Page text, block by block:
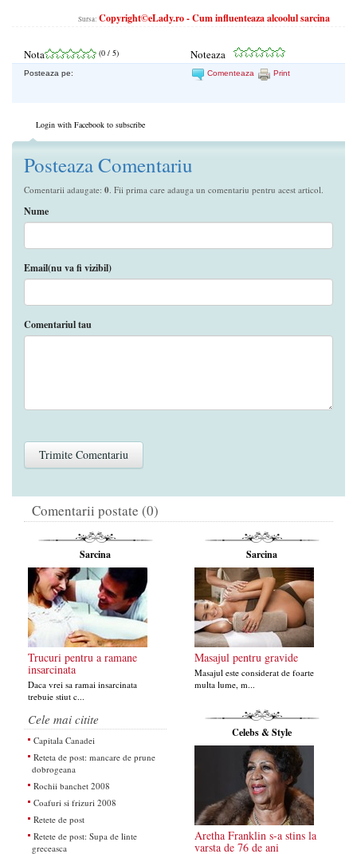
Sursa: Copyright©eLady.ro - Cum influenteaza alcoolul sarcina
Nota (0 / 5) Noteaza
Posteaza pe: Comenteaza Print
Login with Facebook to subscribe
Posteaza Comentariu
Comentarii adaugate: 0 . Fii prima care adauga un comentariu pentru acest articol.
Nume
Email(nu va fi vizibil)
Comentariul tau
Comentarii postate (0)
Sarcina
Trucuri pentru a ramane
insarcinata
Daca vrei sa ramai insarcinata
trebuie stiut c...
Sarcina
Masajul pentru gravide
Masajul este considerat de foarte
multa lume, m...
Cele mai citite
Capitala Canadei
Reteta de post: mancare de prune
dobrogeana
Rochii banchet 2008
Coafuri si frizuri 2008
Retete de post
Retete de post: Supa de linte
greceasca
Celebs & Style
Aretha Franklin s-a stins la
varsta de 76 de ani